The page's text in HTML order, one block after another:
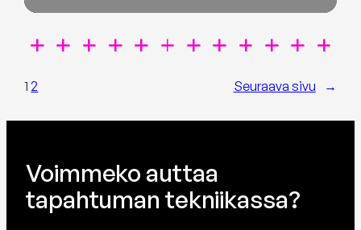
1 2 Seuraava sivu →
Voimmeko auttaa
tapahtuman tekniikassa?